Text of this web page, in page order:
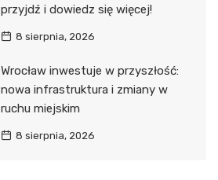
przyjdź i dowiedz się więcej!
8 sierpnia, 2026
Wrocław inwestuje w przyszłość:
nowa infrastruktura i zmiany w
ruchu miejskim
8 sierpnia, 2026